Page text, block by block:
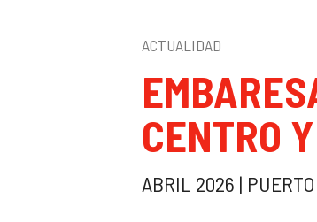
ACTUALIDAD
CENTRO
ABRIL 2026 |